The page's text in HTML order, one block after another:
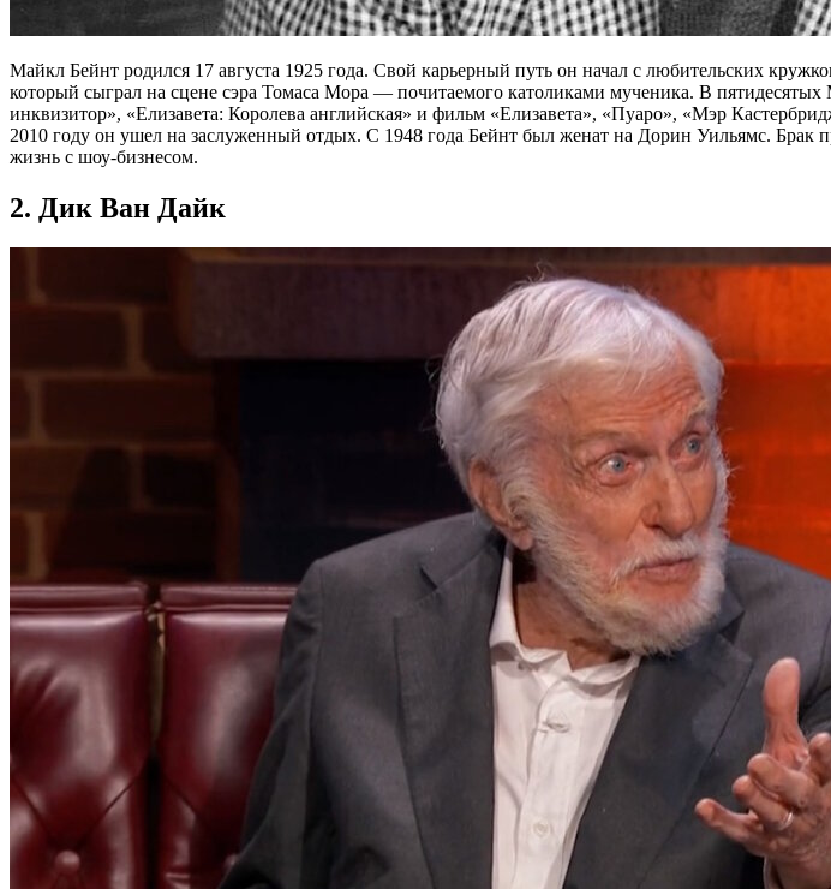
Майкл Бейнт родился 17 августа 1925 года. Свой карьерный путь он начал с любительских
который сыграл на сцене сэра Томаса Мора — почитаемого католиками мученика. В
инквизитор», «Елизавета: Королева английская» и фильм «Елизавета», «Пуаро», «Мэр
2010 году он ушел на заслуженный отдых. С 1948 года Бейнт был женат на Дорин Уильямс. Брак
жизнь с шоу-бизнесом.
2. Дик Ван Дайк